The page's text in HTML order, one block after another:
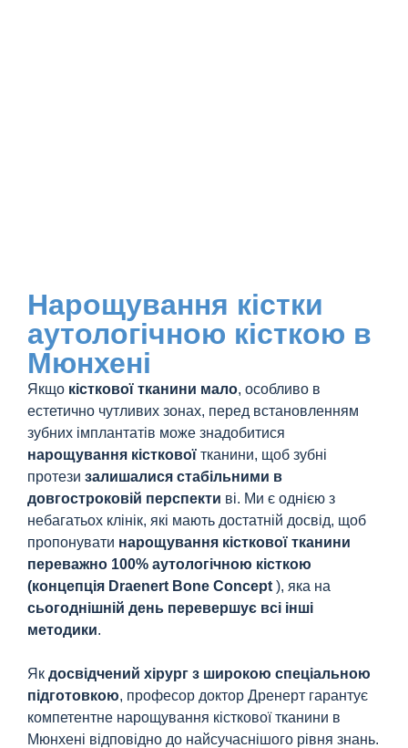
Нарощування кістки
аутологічною кісткою в
Мюнхені
Якщо кісткової тканини мало, особливо в
естетично чутливих зонах, перед встановленням
зубних імплантатів може знадобитися
нарощування кісткової тканини, щоб зубні
протези залишалися стабільними в
довгостроковій перспекти ві. Ми є однією з
небагатьох клінік, які мають достатній досвід, щоб
пропонувати нарощування кісткової тканини
переважно 100% аутологічною кісткою
(концепція Draenert Bone Concept ), яка на
сьогоднішній день перевершує всі інші
методики.
Як досвідчений хірург з широкою спеціальною
підготовкою, професор доктор Дренерт гарантує
компетентне нарощування кісткової тканини в
Мюнхені відповідно до найсучаснішого рівня знань.